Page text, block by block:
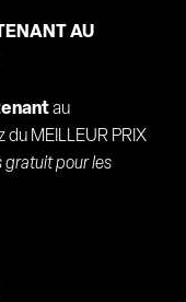
AU
au
MEILLEUR PRIX
gratuit pour les